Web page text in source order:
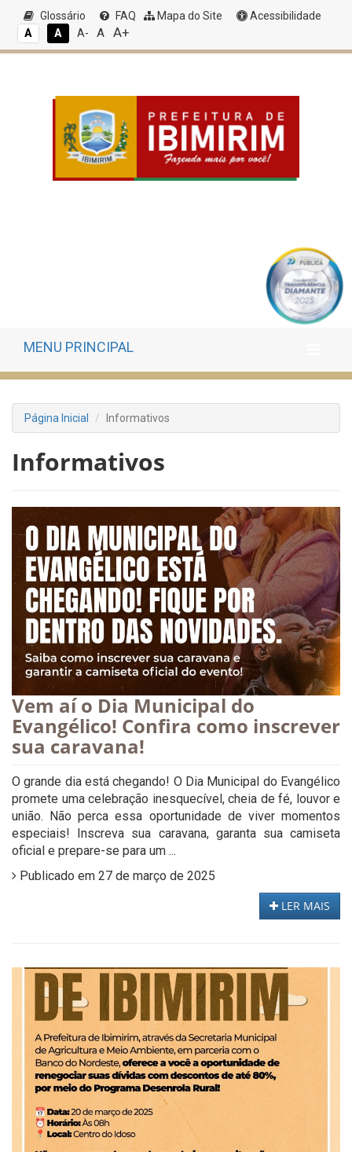
Glossário FAQ Mapa do Site
Acessibilidade
A
A A- A A+
MENU PRINCIPAL
Página Inicial Informativos
Informativos
Vem aí o Dia Municipal do
Evangélico! Confira como inscrever
sua caravana!
O grande dia está chegando! O Dia Municipal do Evangélico
promete uma celebração inesquecível, cheia de fé, louvor e
união. Não perca essa oportunidade de viver momentos
especiais! Inscreva sua caravana, garanta sua camiseta
oficial e prepare-se para um ...
Publicado em 27 de março de 2025
LER MAIS